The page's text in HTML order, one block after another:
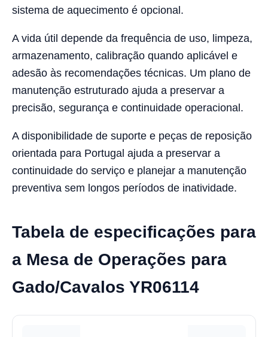
sistema de aquecimento é opcional.
A vida útil depende da frequência de uso, limpeza,
armazenamento, calibração quando aplicável e
adesão às recomendações técnicas. Um plano de
manutenção estruturado ajuda a preservar a
precisão, segurança e continuidade operacional.
A disponibilidade de suporte e peças de reposição
orientada para Portugal ajuda a preservar a
continuidade do serviço e planejar a manutenção
preventiva sem longos períodos de inatividade.
Tabela de especificações para
a Mesa de Operações para
Gado/Cavalos YR06114